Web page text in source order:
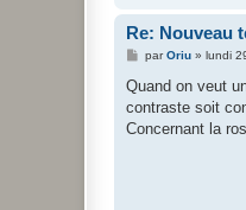
Re: Nouveau
M
s
a
g
parOriu» lundi
Quand on veut
contraste soit
Concernant la